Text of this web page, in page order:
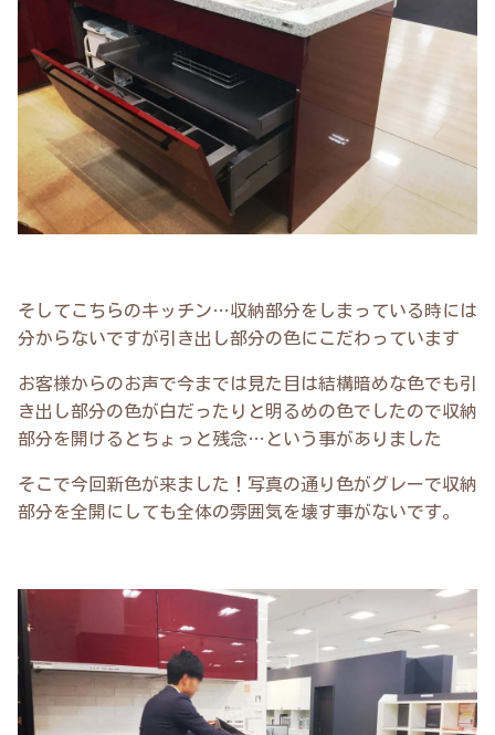
そしてこちらのキッチン…収納部分をしまっている時には
分からないですが引き出し部分の色にこだわっています
お客様からのお声で今までは見た目は結構暗めな色でも引
き出し部分の色が白だったりと明るめの色でしたので収納
部分を開けるとちょっと残念…という事がありました
そこで今回新色が来ました！写真の通り色がグレーで収納
部分を全開にしても全体の雰囲気を壊す事がないです。